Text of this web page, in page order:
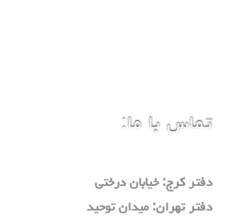
تماس با ما:
دفتر كرج: خيابان درختي
دفتر تهران: ميدان توحيد